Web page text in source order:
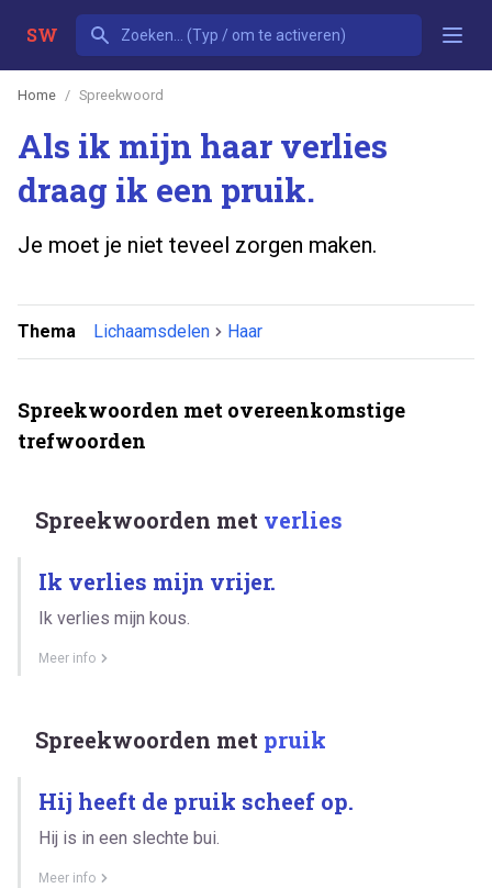
SW
Home Spreekwoord
Als ik mijn haar verlies
draag ik een pruik.
Je moet je niet teveel zorgen maken.
Thema Lichaamsdelen Haar
Spreekwoorden met overeenkomstige
trefwoorden
Spreekwoorden met verlies
Ik verlies mijn vrijer.
Ik verlies mijn kous.
Meer info
Spreekwoorden met pruik
Hij heeft de pruik scheef op.
Hij is in een slechte bui.
Meer info